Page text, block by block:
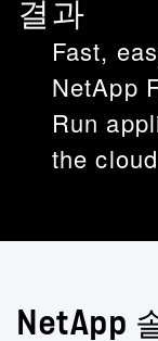
결과
Fast,
NetApp
Run
the
NetApp